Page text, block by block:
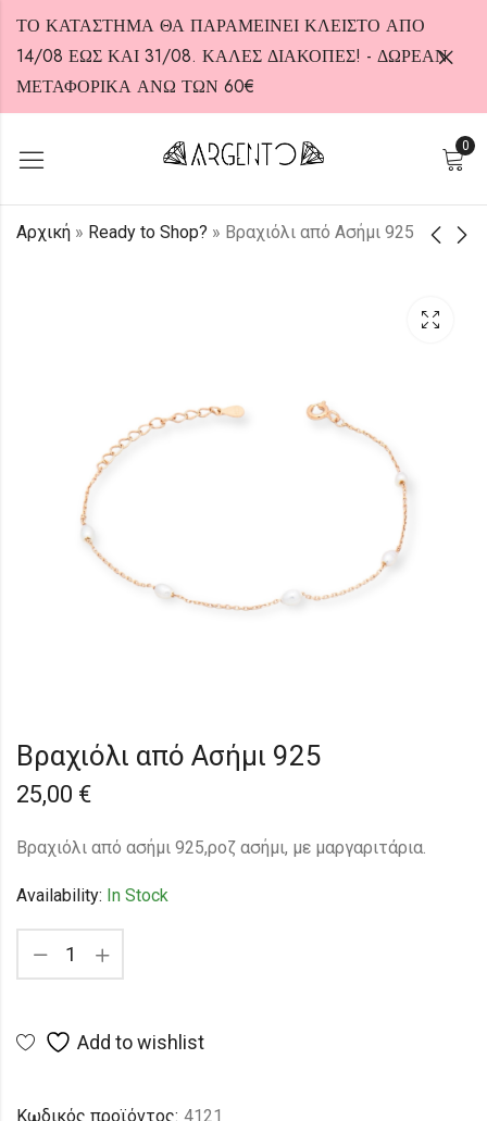
ΤΟ ΚΑΤΑΣΤΗΜΑ ΘΑ ΠΑΡΑΜΕΙΝΕΙ ΚΛΕΙΣΤΟ ΑΠΟ
14/08 ΕΩΣ ΚΑΙ 31/08. ΚΑΛΕΣ ΔΙΑΚΟΠΕΣ! - ΔΩΡΕΑΝ
ΜΕΤΑΦΟΡΙΚΑ ΑΝΩ ΤΩΝ 60€
0
Αρχική » Ready to Shop? » Βραχιόλι από Ασήμι 925
Βραχιόλι από Ασήμι 925
25,00 €
Bραχιόλι από ασήμι 925,ροζ ασήμι, με μαργαριτάρια.
Availability: In Stock
Add to wishlist
Κωδικός προϊόντος: 4121